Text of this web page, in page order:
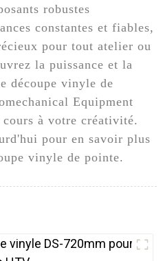
robustes
constantes et fiables,
pour tout atelier ou
la puissance et la
découpe vinyle de
Equipment
à votre créativité.
pour en savoir plus
vinyle de pointe.